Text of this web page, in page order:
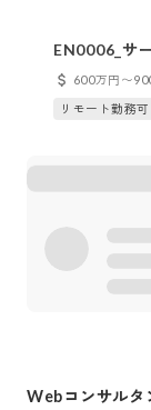
EN0006_サ
（C++ / 広
600万円〜
リモート勤務可
Webコンサルタ